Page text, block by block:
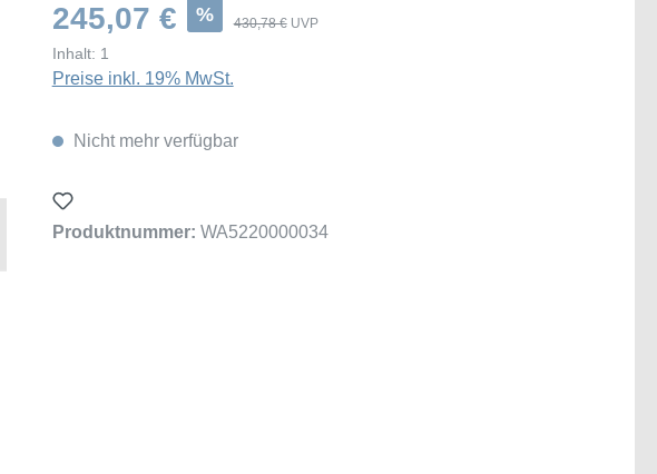
245,07 € % 430,78 € UVP
Inhalt: 1
Preise inkl. 19% MwSt.
Nicht mehr verfügbar
Produktnummer: WA5220000034